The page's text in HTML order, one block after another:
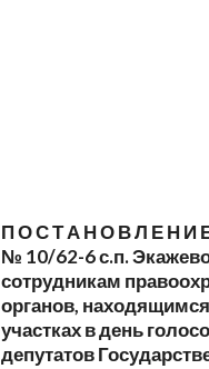
П О С Т А Н О В Л Е Н И
№ 10/62-6 с.п.
сотрудникам
органов,
участках в день
депутатов